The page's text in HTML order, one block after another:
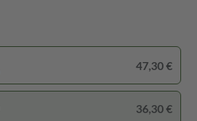
47,30 €
36,30 €